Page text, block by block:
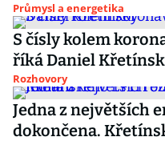
Průmysl a energetika
S čísly kolem
říká Daniel
Rozhovory
Jedna z největších
dokončena.